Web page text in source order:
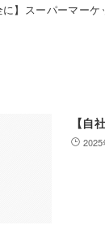
に】スーパーマー
【自
2025